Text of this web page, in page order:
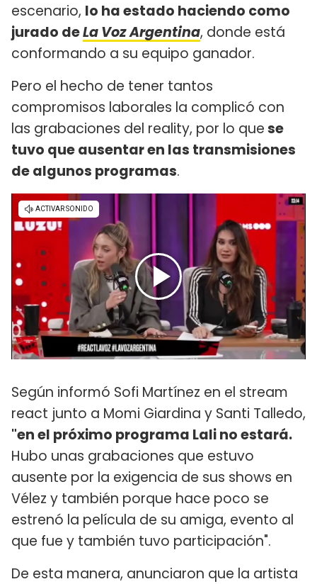
escenario, lo ha estado haciendo como
jurado deLa Voz Argentina, donde está
conformando a su equipo ganador.
Pero el hecho de tener tantos
compromisos laborales la complicó con
las grabaciones del reality, por lo quese
tuvo que ausentar en las transmisiones
de algunos programas.
Según informó Sofi Martínez en el stream
react junto a Momi Giardina y Santi Talledo,
"en el próximo programa Lali no estará.
Hubo unas grabaciones que estuvo
ausente por la exigencia de sus shows en
Vélez y también porque hace poco se
estrenó la película de su amiga, evento al
que fue y también tuvo participación".
De esta manera, anunciaron que la artista